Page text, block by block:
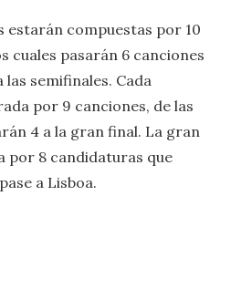
estarán compuestas por 10
cuales pasarán 6 canciones
semifinales. Cada
por 9 canciones, de las
4 a la gran final. La gran
por 8 candidaturas que
a Lisboa.